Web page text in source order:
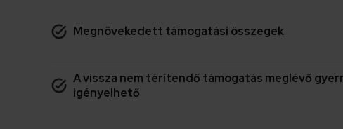
Megnövekedett támogatási összegek
A vissza nem térítendő támogatás meglévő
igényelhető